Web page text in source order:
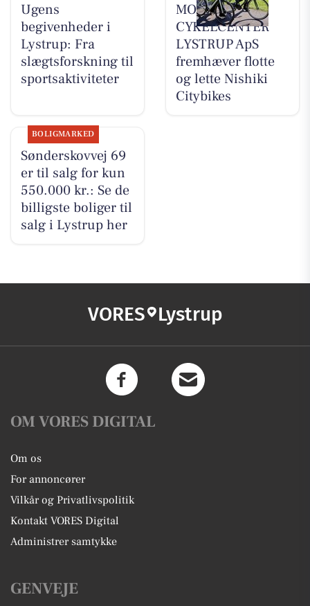
Ugens
begivenheder i
Lystrup: Fra
slægtsforskning til
sportsaktiviteter
MOSQUITO
CYKELCENTER
LYSTRUP ApS
fremhæver flotte
og lette Nishiki
Citybikes
BOLIGMARKED
Sønderskovvej 69
er til salg for kun
550.000 kr.: Se de
billigste boliger til
salg i Lystrup her
VORES Lystrup
OM VORES DIGITAL
Om os
For annoncører
Vilkår og Privatlivspolitik
Kontakt VORES Digital
Administrer samtykke
GENVEJE